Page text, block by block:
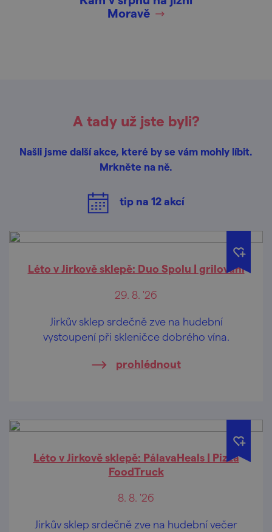
Moravě
A tady už jste byli?
Našli jsme další akce, které by se vám mohly líbit.
Mrkněte na ně.
tip na 12akcí
Léto v Jirkově sklepě: Duo Spolu | grilování
29. 8. '26
Jirkův sklep srdečně zve na hudební
vystoupení při skleničce dobrého vína.
prohlédnout
Léto v Jirkově sklepě: PálavaHeals | Pizza
FoodTruck
8. 8. '26
Jirkův sklep srdečně zve na hudební večer